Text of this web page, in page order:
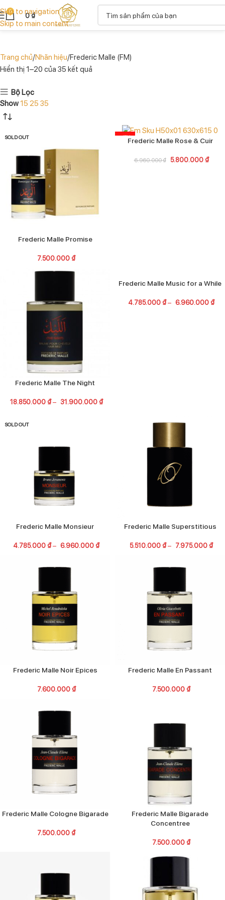
Skip to navigation
Skip to main content
0 0₫
Trang chủ Nhãn hiệu Frederic Malle (FM)
Hiển thị 1–20 của 35 kết quả
Bộ Lọc
Show15 25 35
SOLD OUT
Frederic Malle Promise
7.500.000 ₫
-17%Frederic Malle Rose & Cuir
6.960.000₫ 5.800.000 ₫
Frederic Malle The Night
18.850.000 ₫ – 31.900.000 ₫
Frederic Malle Music for a While
4.785.000 ₫– 6.960.000 ₫
SOLD OUT
Frederic Malle Monsieur
4.785.000 ₫– 6.960.000 ₫
Frederic Malle Superstitious
5.510.000 ₫– 7.975.000 ₫
Frederic Malle Noir Epices
7.600.000 ₫
Frederic Malle En Passant
7.500.000 ₫
Frederic Malle Cologne Bigarade
7.500.000 ₫
Frederic Malle Bigarade
Concentree
7.500.000 ₫